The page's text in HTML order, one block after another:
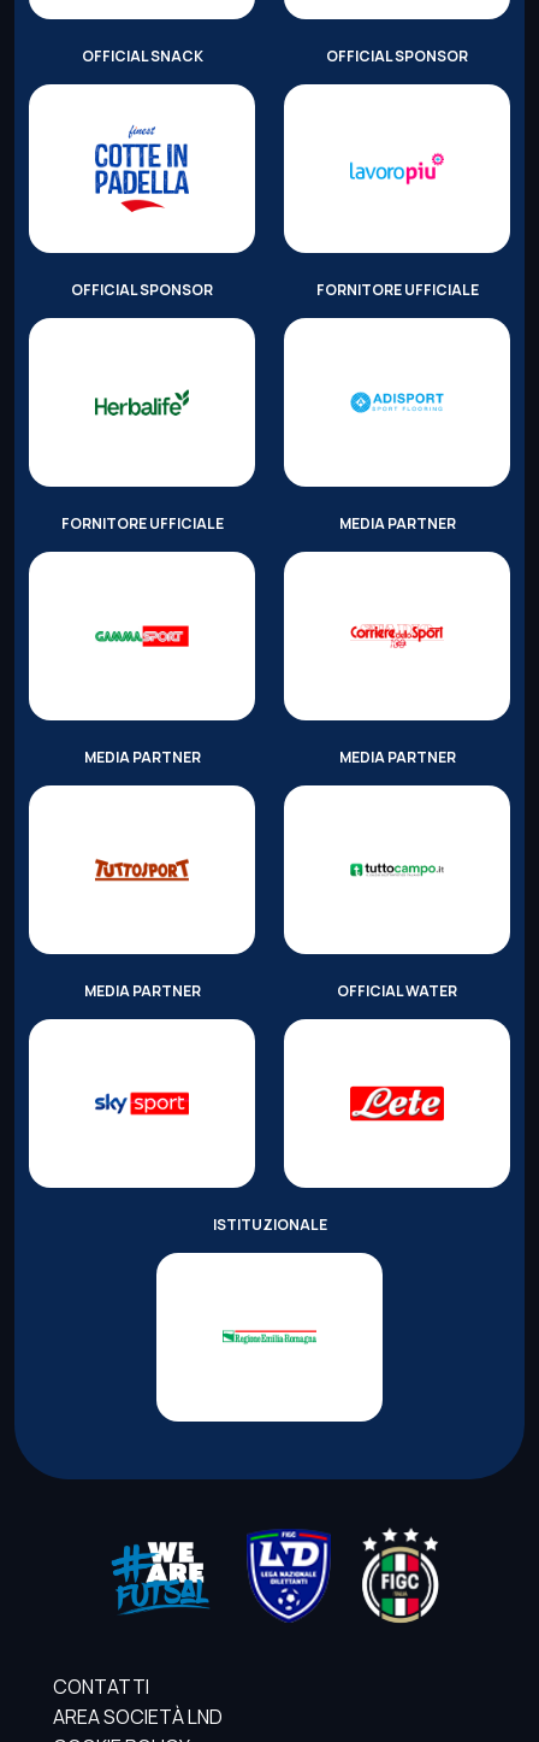
OFFICIAL SNACK OFFICIAL SPONSOR
OFFICIAL SPONSOR FORNITORE UFFICIALE
FORNITORE UFFICIALE MEDIA PARTNER
MEDIA PARTNER MEDIA PARTNER
MEDIA PARTNER OFFICIAL WATER
ISTITUZIONALE
CONTATTI
AREA SOCIETÀ LND